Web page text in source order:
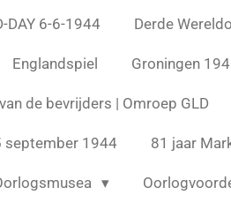
DAY 6-6-1944 Derde
Englandspiel Groningen
de bevrijders | Omroep GLD
september 1944 81 jaar